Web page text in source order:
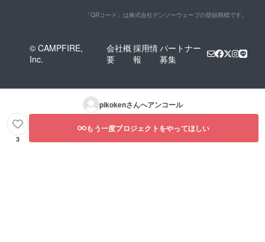
「QRコード」は株式会社デンソーウェーブの登録商標です。
© CAMPFIRE,
Inc.
会社概
要
採用情
報
パートナー
募集
pikokenさんへアンコール
3
もう一度プロジェクトをやってほしい